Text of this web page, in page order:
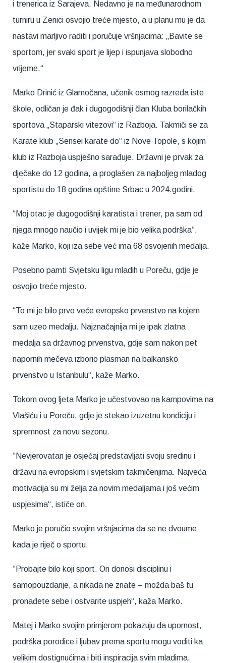
i trenerica iz Sarajeva. Nedavno je na međunarodnom
turniru u Zenici osvojio treće mjesto, a u planu mu je da
nastavi marljivo raditi i poručuje vršnjacima: „Bavite se
sportom, jer svaki sport je lijep i ispunjava slobodno
vrijeme.“
Marko Drinić iz Glamočana, učenik osmog razreda iste
škole, odličan je đak i dugogodišnji član Kluba borilačkih
sportova „Staparski vitezovi“ iz Razboja. Takmiči se za
Karate klub „Sensei karate do“ iz Nove Topole, s kojim
klub iz Razboja uspješno sarađuje. Državni je prvak za
dječake do 12 godina, a proglašen za najboljeg mladog
sportistu do 18 godina opštine Srbac u 2024.godini.
“Moj otac je dugogodišnji karatista i trener, pa sam od
njega mnogo naučio i uvijek mi je bio velika podrška“,
kaže Marko, koji iza sebe već ima 68 osvojenih medalja.
Posebno pamti Svjetsku ligu mladih u Poreču, gdje je
osvojio treće mjesto.
“To mi je bilo prvo veće evropsko prvenstvo na kojem
sam uzeo medalju. Najznačajnija mi je ipak zlatna
medalja sa državnog prvenstva, gdje sam nakon pet
napornih mečeva izborio plasman na balkansko
prvenstvo u Istanbulu“, kaže Marko.
Tokom ovog ljeta Marko je učestvovao na kampovima na
Vlašiću i u Poreču, gdje je stekao izuzetnu kondiciju i
spremnost za novu sezonu.
“Nevjerovatan je osjećaj predstavljati svoju sredinu i
državu na evropskim i svjetskim takmičenjima. Najveća
motivacija su mi želja za novim medaljama i još većim
uspjesima“, ističe on.
Marko je poručio svojim vršnjacima da se ne dvoume
kada je riječ o sportu.
“Probajte bilo koji sport. On donosi disciplinu i
samopouzdanje, a nikada ne znate – možda baš tu
pronađete sebe i ostvarite uspjeh“, kaža Marko.
Matej i Marko svojim primjerom pokazuju da upornost,
podrška porodice i ljubav prema sportu mogu voditi ka
velikim dostignućima i biti inspiracija svim mladima.